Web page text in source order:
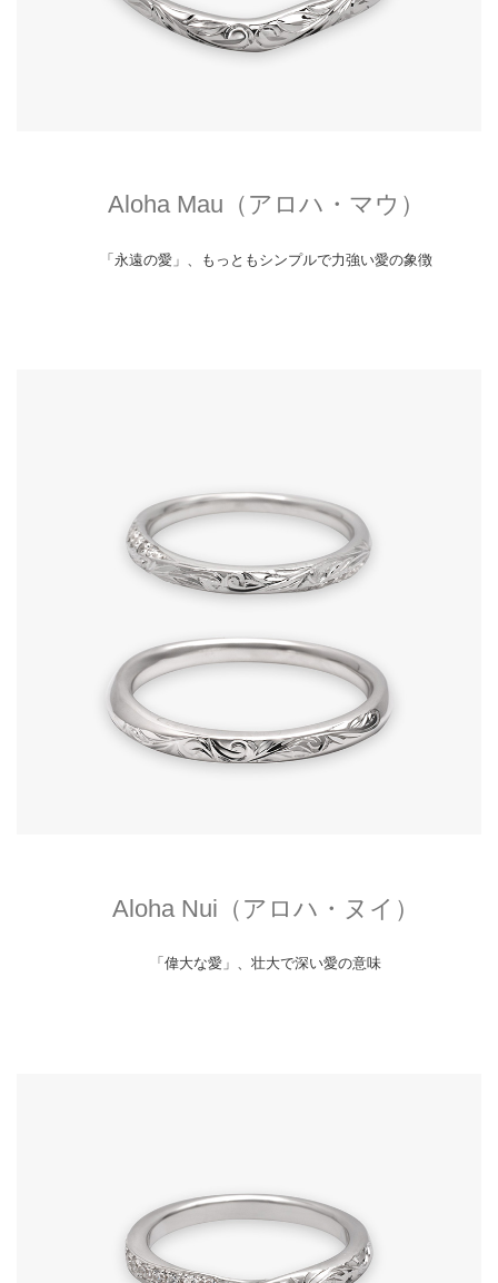
Aloha Mau（アロハ・マウ）
「永遠の愛」、もっともシンプルで力強い愛の象徴
Aloha Nui（アロハ・ヌイ）
「偉大な愛」、壮大で深い愛の意味